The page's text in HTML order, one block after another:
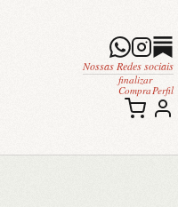
Nossas Redes sociais
finalizar
Compra Perfil